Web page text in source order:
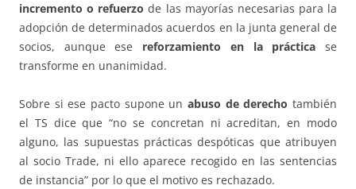
incremento o refuerzo de las mayorías necesarias para la
adopción de determinados acuerdos en la junta general de
socios, aunque ese reforzamiento en la práctica se
transforme en unanimidad.
Sobre si ese pacto supone un abuso de derecho también
el TS dice que “no se concretan ni acreditan, en modo
alguno, las supuestas prácticas despóticas que atribuyen
al socio Trade, ni ello aparece recogido en las sentencias
de instancia” por lo que el motivo es rechazado.